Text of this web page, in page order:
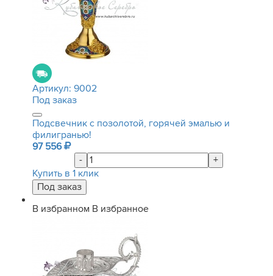
Артикул: 9002
Под заказ
Подсвечник с позолотой, горячей эмалью и
филигранью!
97 556
-
+
Купить в 1 клик
В избранном В избранное